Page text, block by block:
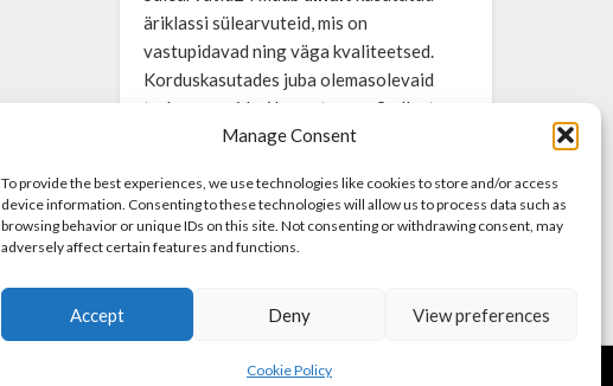
Manage Consent
To provide the best experiences, we use technologies like cookies to store and/or access
device information. Consenting to these technologies will allow us to process data such as
browsing behavior or unique IDs on this site. Not consenting or withdrawing consent, may
adversely affect certain features and functions.
Accept Deny View preferences
Cookie Policy
äriklassi sülearvuteid, mis on
vastupidavad ning väga kvaliteetsed.
Korduskasutades juba olemasolevaid
tarbeesemeid, ei kasvata me nõudlust
ning tekita arutut ressursside kadu.
Uuri lähemalthttps://sulearvutid24.ee/